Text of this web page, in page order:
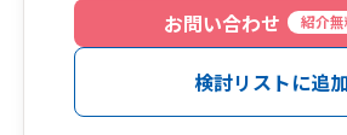
お問い合わせ
紹介
検討リストに追加